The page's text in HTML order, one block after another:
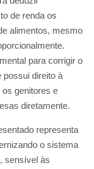
de renda os
alimentos, mesmo
para corrigir o
possui direito à
genitores e
diretamente.
representa
o sistema
sensível às